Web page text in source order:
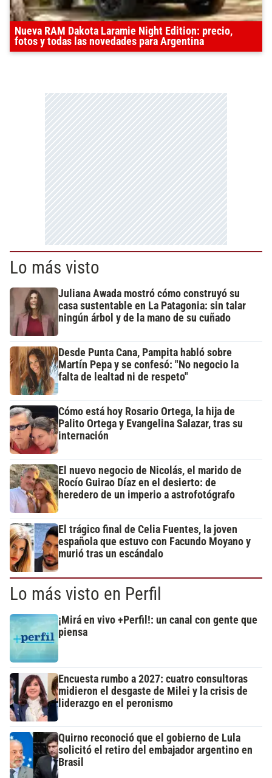
Nueva RAM Dakota Laramie Night Edition: precio,
fotos y todas las novedades para Argentina
Lo más visto
Juliana Awada mostró cómo construyó su
casa sustentable en La Patagonia: sin talar
ningún árbol y de la mano de su cuñado
Desde Punta Cana, Pampita habló sobre
Martín Pepa y se confesó: "No negocio la
falta de lealtad ni de respeto"
Cómo está hoy Rosario Ortega, la hija de
Palito Ortega y Evangelina Salazar, tras su
internación
El nuevo negocio de Nicolás, el marido de
Rocío Guirao Díaz en el desierto: de
heredero de un imperio a astrofotógrafo
El trágico final de Celia Fuentes, la joven
española que estuvo con Facundo Moyano y
murió tras un escándalo
Lo más visto en Perfil
¡Mirá en vivo +Perfil!: un canal con gente que
piensa
Encuesta rumbo a 2027: cuatro consultoras
midieron el desgaste de Milei y la crisis de
liderazgo en el peronismo
Quirno reconoció que el gobierno de Lula
solicitó el retiro del embajador argentino en
Brasil